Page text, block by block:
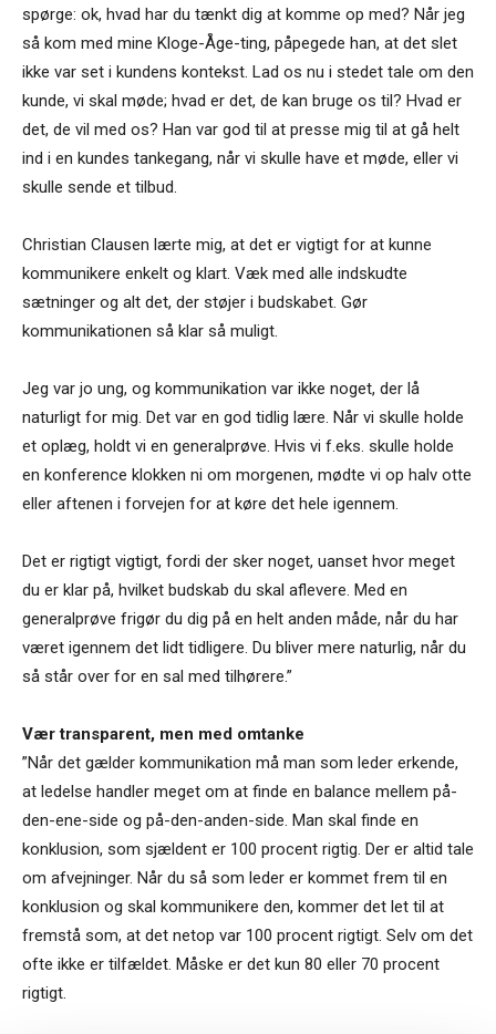
spørge: ok, hvad har du tænkt dig at komme op med? Når jeg
så kom med mine Kloge-Åge-ting, påpegede han, at det slet
ikke var set i kundens kontekst. Lad os nu i stedet tale om den
kunde, vi skal møde; hvad er det, de kan bruge os til? Hvad er
det, de vil med os? Han var god til at presse mig til at gå helt
ind i en kundes tankegang, når vi skulle have et møde, eller vi
skulle sende et tilbud.
Christian Clausen lærte mig, at det er vigtigt for at kunne
kommunikere enkelt og klart. Væk med alle indskudte
sætninger og alt det, der støjer i budskabet. Gør
kommunikationen så klar så muligt.
Jeg var jo ung, og kommunikation var ikke noget, der lå
naturligt for mig. Det var en god tidlig lære. Når vi skulle holde
et oplæg, holdt vi en generalprøve. Hvis vi f.eks. skulle holde
en konference klokken ni om morgenen, mødte vi op halv otte
eller aftenen i forvejen for at køre det hele igennem.
Det er rigtigt vigtigt, fordi der sker noget, uanset hvor meget
du er klar på, hvilket budskab du skal aflevere. Med en
generalprøve frigør du dig på en helt anden måde, når du har
været igennem det lidt tidligere. Du bliver mere naturlig, når du
så står over for en sal med tilhørere.”
Vær transparent, men med omtanke
”Når det gælder kommunikation må man som leder erkende,
at ledelse handler meget om at finde en balance mellem på-
den-ene-side og på-den-anden-side. Man skal finde en
konklusion, som sjældent er 100 procent rigtig. Der er altid tale
om afvejninger. Når du så som leder er kommet frem til en
konklusion og skal kommunikere den, kommer det let til at
fremstå som, at det netop var 100 procent rigtigt. Selv om det
ofte ikke er tilfældet. Måske er det kun 80 eller 70 procent
rigtigt.